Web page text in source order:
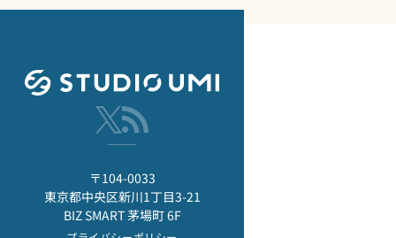
〒104-0033
東京都中央区新川1丁目3-21
BIZ SMART 茅場町 6F